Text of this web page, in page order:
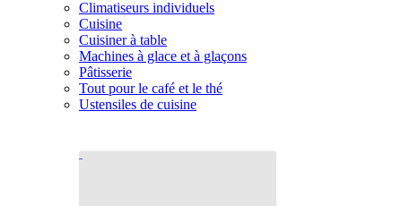
Climatiseurs individuels
Cuisine
Cuisiner à table
Machines à glace et à glaçons
Pâtisserie
Tout pour le café et le thé
Ustensiles de cuisine